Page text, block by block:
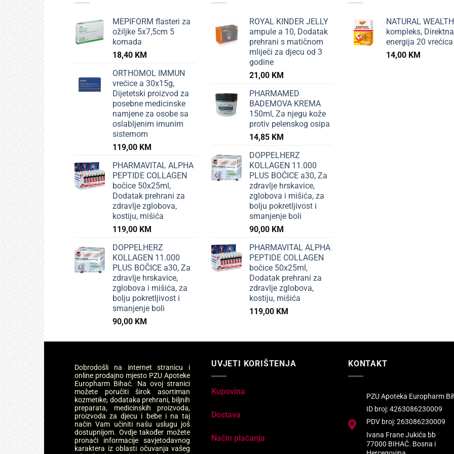
MEPIFORM flasteri za
ožiljke 5x7,5cm 5
komada
18,40 KM
ORTHOMOL IMMUN
vrećice a 30x15g,
Dijetetski proizvod za
posebne medicinske
namjene za osobe sa
oslabljenim imunim
sistemom
119,00 KM
PHARMAVITAL ALPHA
PEPTIDE COLLAGEN
bočice 50x25ml,
Dodatak prehrani za
zdravlje zglobova,
kostiju, mišića
119,00 KM
DOPPELHERZ
KOLLAGEN 11.000
PLUS BOČICE a30, Za
zdravlje hrskavice,
zglobova i mišića, za
bolju pokretljivost i
smanjenje boli
90,00 KM
ROYAL KINDER JELLY
ampule a 10, Dodatak
prehrani s matičnom
mliječi za djecu od 3
godine
21,00 KM
PHARMAMED
BADEMOVA KREMA
150ml, Za njegu kože
protiv pelenskog osipa
14,85 KM
DOPPELHERZ
KOLLAGEN 11.000
PLUS BOČICE a30, Za
zdravlje hrskavice,
zglobova i mišića, za
bolju pokretljivost i
smanjenje boli
90,00 KM
PHARMAVITAL ALPHA
PEPTIDE COLLAGEN
bočice 50x25ml,
Dodatak prehrani za
zdravlje zglobova,
kostiju, mišića
119,00 KM
NATURAL
kompleks, Direktna
energija 20 vrećica
14,00 KM
Dobrodošli na internet stranicu i
online prodajno mjesto PZU Apoteke
Europharm Bihać. Na ovoj stranici
možete poručiti širok asortiman
kozmetike, dodataka prehrani, biljnih
preparata, medicinskih proizvoda,
proizvoda za djecu i bebe i na taj
način Vam učiniti našu uslugu još
dostupnijom. Ovdje također možete
pronaći informacije savjetodavnog
karaktera iz oblasti očuvanja vašeg
UVJETI KORIŠTENJA
Kupovina
Dostava
Način plaćanja
KONTAKT
PZU Apoteka Europharm
ID broj: 4263086230009
PDV broj: 263086230009
Ivana Frane Jukića bb
77000 BIHAĆ. Bosna i